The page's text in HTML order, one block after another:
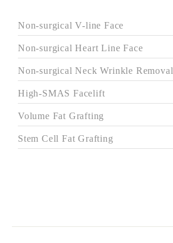
Non-surgical V-line Face
Non-surgical Heart Line Face
Non-surgical Neck Wrinkle Removal
High-SMAS Facelift
Volume Fat Grafting
Stem Cell Fat Grafting